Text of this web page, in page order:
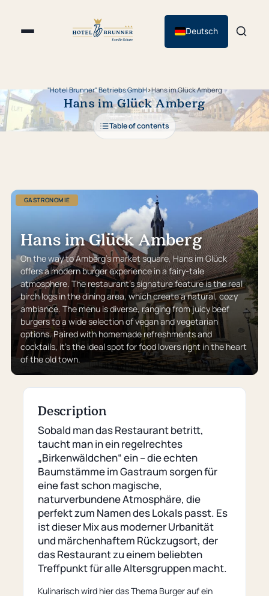
Deutsch
"Hotel Brunner" Betriebs GmbH ›Hans im Glück Amberg
Hans im Glück Amberg
Table of contents
GASTRONOMIE
Hans im Glück Amberg
On the way to Amberg’s market square, Hans im Glück
offers a modern burger experience in a fairy-tale
atmosphere. The restaurant’s signature feature is the real
birch logs in the dining area, which create a natural, cozy
ambiance. The menu is diverse, ranging from juicy beef
burgers to a wide selection of vegan and vegetarian
options. Paired with homemade refreshments and
cocktails, it’s the ideal spot for food lovers right in the heart
of the old town.
Description
Sobald man das Restaurant betritt,
taucht man in ein regelrechtes
„Birkenwäldchen“ ein – die echten
Baumstämme im Gastraum sorgen für
eine fast schon magische,
naturverbundene Atmosphäre, die
perfekt zum Namen des Lokals passt. Es
ist dieser Mix aus moderner Urbanität
und märchenhaftem Rückzugsort, der
das Restaurant zu einem beliebten
Treffpunkt für alle Altersgruppen macht.
Kulinarisch wird hier das Thema Burger auf ein